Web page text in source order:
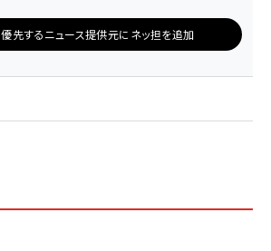
優先するニュース提供元にネッ担を追加